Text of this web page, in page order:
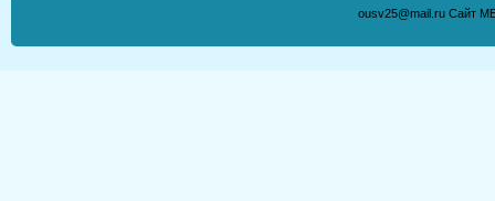
ousv25@mail.ru Сайт